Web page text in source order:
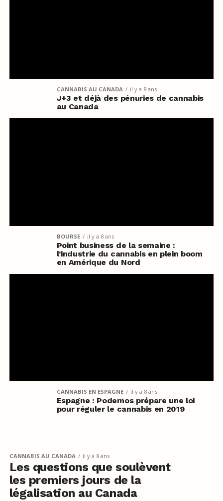
CANNABIS AU CANADA il y a 8 ans
J+3 et déjà des pénuries de cannabis
au Canada
BOURSE il y a 8 ans
Point business de la semaine :
l’industrie du cannabis en plein boom
en Amérique du Nord
CANNABIS EN ESPAGNE il y a 8 ans
Espagne : Podemos prépare une loi
pour réguler le cannabis en 2019
CANNABIS AU CANADA il y a 8 ans
Les questions que soulèvent
les premiers jours de la
légalisation au Canada